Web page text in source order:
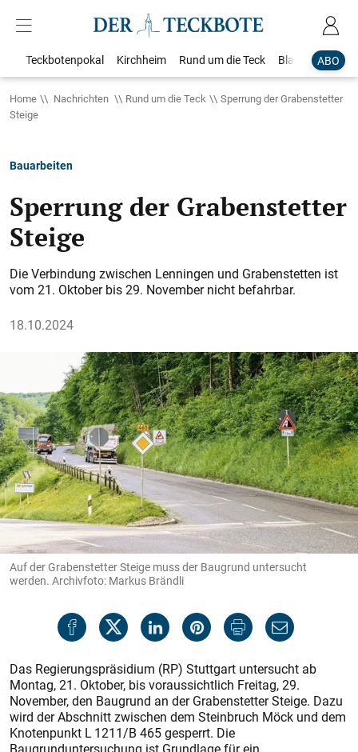
ABO
Teckbotenpokal Kirchheim Rund um die Teck Blaulicht
Home Nachrichten Rund um die Teck
Sperrung der Grabenstetter
Steige
Bauarbeiten
Sperrung der Grabenstetter
Steige
Die Verbindung zwischen Lenningen und Grabenstetten ist
vom 21. Oktober bis 29. November nicht befahrbar.
18.10.2024
Auf der Grabenstetter Steige muss der Baugrund untersucht
werden. Archivfoto: Markus Brändli
Das Regierungspräsidium (RP) Stuttgart untersucht ab
Montag, 21. Oktober, bis voraussichtlich Freitag, 29.
November, den Baugrund an der Grabenstetter Steige. Dazu
wird der Abschnitt zwischen dem Steinbruch Möck und dem
Knotenpunkt L 1211/B 465 gesperrt. Die